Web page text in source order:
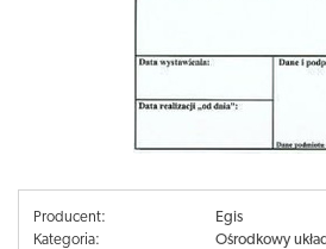
Producent:
Egis
Kategoria:
Ośrodkowy